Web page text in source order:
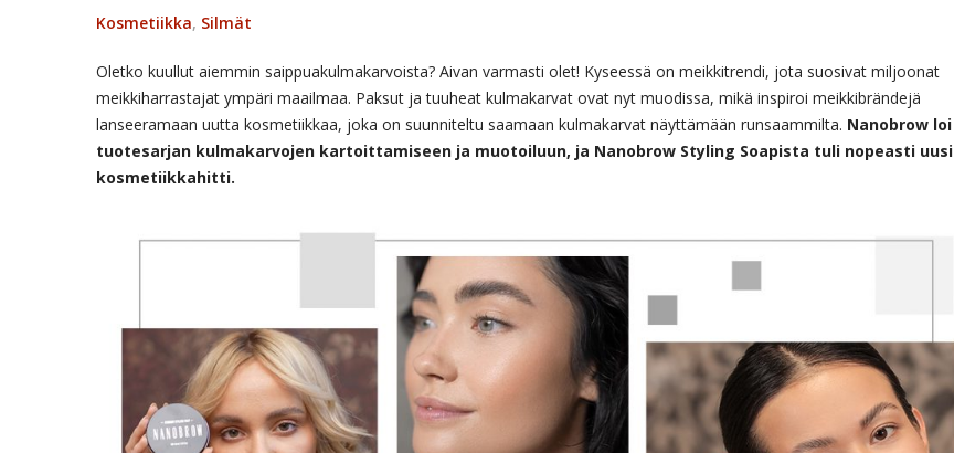
Kosmetiikka, Silmät
Oletko kuullut aiemmin saippuakulmakarvoista? Aivan varmasti olet! Kyseessä on meikkitrendi, jota suosivat miljoonat
meikkiharrastajat ympäri maailmaa. Paksut ja tuuheat kulmakarvat ovat nyt muodissa, mikä inspiroi meikkibrändejä
lanseeramaan uutta kosmetiikkaa, joka on suunniteltu saamaan kulmakarvat näyttämään runsaammilta. Nanobrow loi
tuotesarjan kulmakarvojen kartoittamiseen ja muotoiluun, ja Nanobrow Styling Soapista tuli nopeasti uusi
kosmetiikkahitti.